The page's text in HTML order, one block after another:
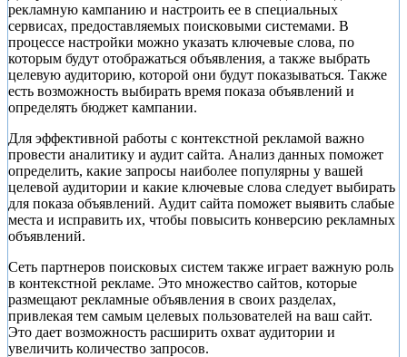
рекламную кампанию и настроить ее в специальных
сервисах, предоставляемых поисковыми системами. В
процессе настройки можно указать ключевые слова, по
которым будут отображаться объявления, а также выбрать
целевую аудиторию, которой они будут показываться. Также
есть возможность выбирать время показа объявлений и
определять бюджет кампании.
Для эффективной работы с контекстной рекламой важно
провести аналитику и аудит сайта. Анализ данных поможет
определить, какие запросы наиболее популярны у вашей
целевой аудитории и какие ключевые слова следует выбирать
для показа объявлений. Аудит сайта поможет выявить слабые
места и исправить их, чтобы повысить конверсию рекламных
объявлений.
Сеть партнеров поисковых систем также играет важную роль
в контекстной рекламе. Это множество сайтов, которые
размещают рекламные объявления в своих разделах,
привлекая тем самым целевых пользователей на ваш сайт.
Это дает возможность расширить охват аудитории и
увеличить количество запросов.